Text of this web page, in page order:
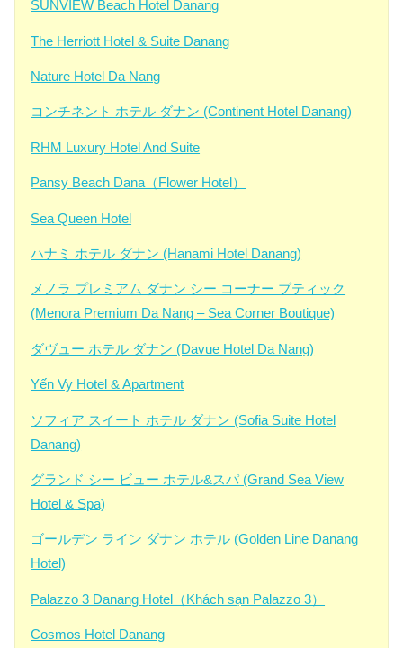
SUNVIEW Beach Hotel Danang
The Herriott Hotel & Suite Danang
Nature Hotel Da Nang
コンチネント ホテル ダナン (Continent Hotel Danang)
RHM Luxury Hotel And Suite
Pansy Beach Dana（Flower Hotel）
Sea Queen Hotel
ハナミ ホテル ダナン (Hanami Hotel Danang)
メノラ プレミアム ダナン シー コーナー ブティック
(Menora Premium Da Nang – Sea Corner Boutique)
ダヴュー ホテル ダナン (Davue Hotel Da Nang)
Yến Vy Hotel & Apartment
ソフィア スイート ホテル ダナン (Sofia Suite Hotel
Danang)
グランド シー ビュー ホテル&スパ (Grand Sea View
Hotel & Spa)
ゴールデン ライン ダナン ホテル (Golden Line Danang
Hotel)
Palazzo 3 Danang Hotel（Khách sạn Palazzo 3）
Cosmos Hotel Danang